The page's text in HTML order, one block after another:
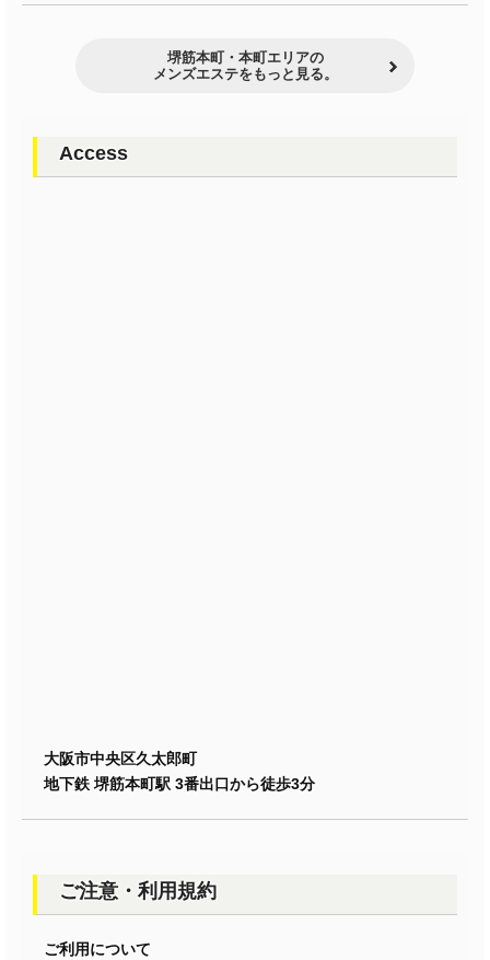
堺筋本町・本町エリアの
メンズエステをもっと見る。
Access
大阪市中央区久太郎町
地下鉄 堺筋本町駅 3番出口から徒歩3分
ご注意・利用規約
ご利用について